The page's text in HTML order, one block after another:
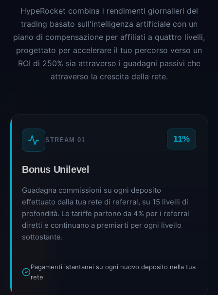
HypeRocket combina i rendimenti giornalieri del
trading basato sull'intelligenza artificiale con un
piano di compensazione per affiliati a quattro livelli,
progettato per accelerare il tuo percorso verso un
ROI di 250% sia attraverso i guadagni passivi che
attraverso la crescita della rete.
STREAM 01 11%
Bonus Unilevel
Guadagna commissioni su ogni deposito
effettuato dalla tua rete di referral, su 15 livelli di
profondità. Le tariffe partono da 4% per i referral
diretti e continuano a premiarti per ogni livello
sottostante.
Pagamenti istantanei su ogni nuovo deposito nella tua
rete